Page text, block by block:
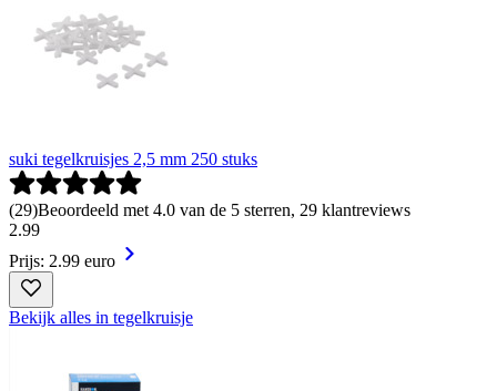
suki tegelkruisjes 2,5 mm 250 stuks
(29)Beoordeeld met 4.0 van de 5 sterren, 29 klantreviews
2.99
Prijs: 2.99 euro
Bekijk alles in tegelkruisje